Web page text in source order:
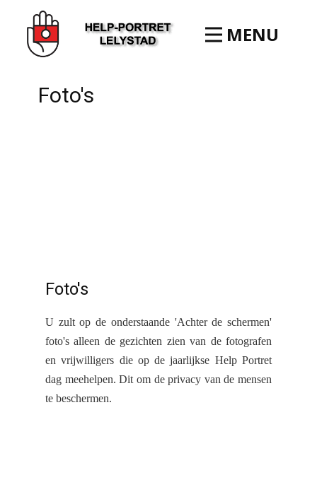
MENU
Foto's
Foto's
U zult op de onderstaande 'Achter de schermen'
foto's alleen de gezichten zien van de fotografen
en vrijwilligers die op de jaarlijkse Help Portret
dag meehelpen. Dit om de privacy van de mensen
te beschermen.